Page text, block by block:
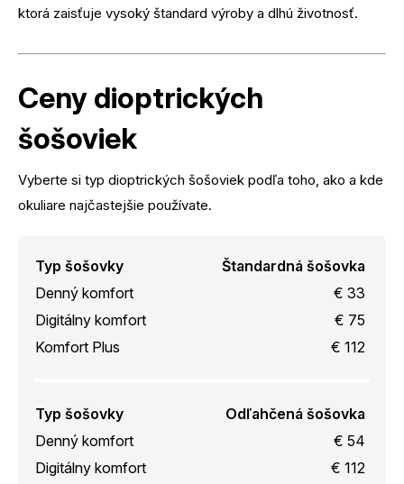
ktorá zaisťuje vysoký štandard výroby a dlhú životnosť.
Ceny dioptrických
šošoviek
Vyberte si typ dioptrických šošoviek podľa toho, ako a kde
okuliare najčastejšie používate.
Typ šošovky
Štandardná šošovka
Denný komfort
€ 33
Digitálny komfort
€ 75
Komfort Plus
€ 112
Typ šošovky
Odľahčená šošovka
Denný komfort
€ 54
Digitálny komfort
€ 112